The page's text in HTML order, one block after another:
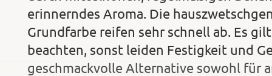
erinnerndes Aroma. Die
Grundfarbe reifen sehr schnell ab. Es
beachten, sonst leiden Festigkeit und
geschmackvolle Alternative sowohl für